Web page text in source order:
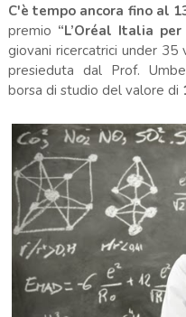
C'è tempo ancora fino al
premio “L’Oréal Italia
giovani ricercatrici under 35
presieduta dal Prof.
borsa di studio del valore di